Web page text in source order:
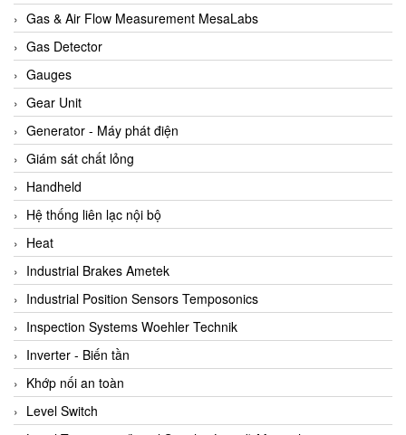
Aquametro
ARCA Regler
Arcos Hydraulik
Ardetem-Sfere-Vietnam
Argal
AS ENERGI
ASCO CO2
Asker
AT2E
ATC Pneumatic
ATEX System
ATI - IA
ATI (Analytical Technology Inc)
Atos
Atrax
Gas & Air Flow Measurement MesaLabs
Gas Detector
Gauges
Gear Unit
Generator - Máy phát điện
Giám sát chất lỏng
Handheld
Hệ thống liên lạc nội bộ
Heat
Industrial Brakes Ametek
Industrial Position Sensors Temposonics
Inspection Systems Woehler Technik
Inverter - Biến tần
Khớp nối an toàn
Level Switch